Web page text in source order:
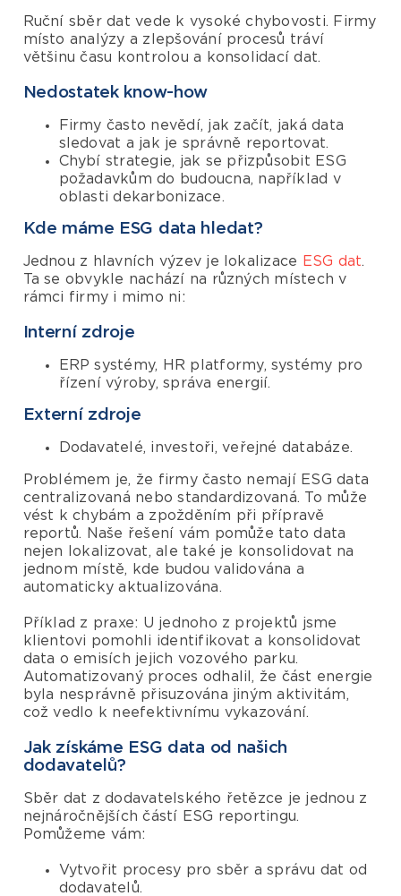
Ruční sběr dat vede k vysoké chybovosti. Firmy
místo analýzy a zlepšování procesů tráví
většinu času kontrolou a konsolidací dat.
Nedostatek know-how
Firmy často nevědí, jak začít, jaká data
sledovat a jak je správně reportovat.
Chybí strategie, jak se přizpůsobit ESG
požadavkům do budoucna, například v
oblasti dekarbonizace.
Kde máme ESG data hledat?
Jednou z hlavních výzev je lokalizace ESG dat.
Ta se obvykle nachází na různých místech v
rámci firmy i mimo ni:
Interní zdroje
ERP systémy, HR platformy, systémy pro
řízení výroby, správa energií.
Externí zdroje
Dodavatelé, investoři, veřejné databáze.
Problémem je, že firmy často nemají ESG data
centralizovaná nebo standardizovaná. To může
vést k chybám a zpožděním při přípravě
reportů. Naše řešení vám pomůže tato data
nejen lokalizovat, ale také je konsolidovat na
jednom místě, kde budou validována a
automaticky aktualizována.
Příklad z praxe: U jednoho z projektů jsme
klientovi pomohli identifikovat a konsolidovat
data o emisích jejich vozového parku.
Automatizovaný proces odhalil, že část energie
byla nesprávně přisuzována jiným aktivitám,
což vedlo k neefektivnímu vykazování.
Jak získáme ESG data od našich
dodavatelů?
Sběr dat z dodavatelského řetězce je jednou z
nejnáročnějších částí ESG reportingu.
Pomůžeme vám:
Vytvořit procesy pro sběr a správu dat od
dodavatelů.